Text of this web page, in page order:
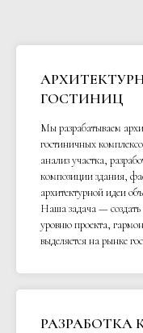
ГОСТИНИЦ
Мы разрабатываем
гостиничных
анализ участка,
композиции здания,
архитектурной идеи
Наша задача — создать
уровню проекта,
выделяется на рынке
РАЗРАБОТКА